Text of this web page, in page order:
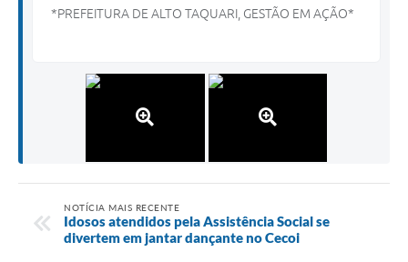
*PREFEITURA DE ALTO TAQUARI, GESTÃO EM AÇÃO*
NOTÍCIA MAIS RECENTE
Idosos atendidos pela Assistência Social se
divertem em jantar dançante no Cecoi